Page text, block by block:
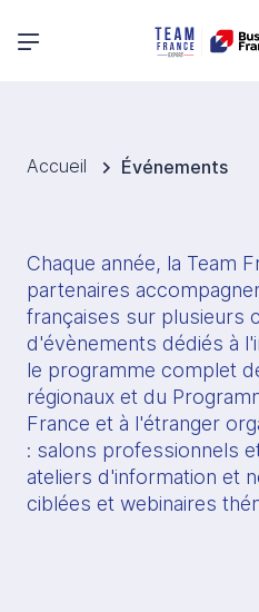
Menu principal
Accueil Événements
Chaque année, la Team
partenaires
françaises sur plusieurs
d'évènements dédiés à
le programme complet
régionaux et du
France et à l'étranger
: salons professionnels
ateliers d'information et
ciblées et webinaires